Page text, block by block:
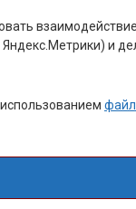
КРЕПЁЖНЫЙ
и